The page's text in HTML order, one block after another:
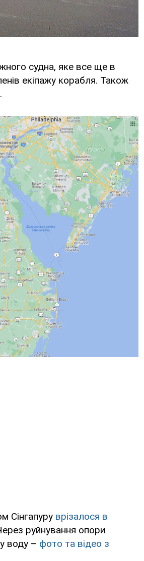
судна, яке все ще в
екіпажу корабля. Також
Сінгапуру врізалося в
руйнування опори
воду – фото та відео з